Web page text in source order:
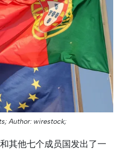
Author: wirestock;
其他七个成员国发出了一